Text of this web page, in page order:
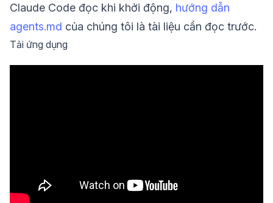
Claude Code đọc khi khởi động, hướng dẫn
agents.md của chúng tôi là tài liệu cần đọc trước.
Tải ứng dụng